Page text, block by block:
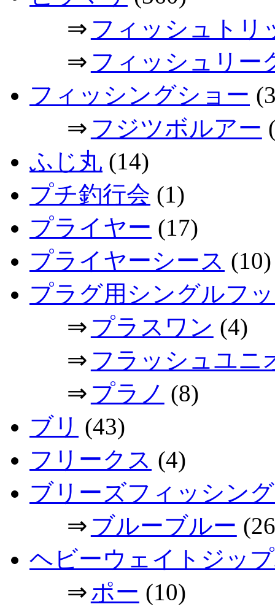
⇒ フィッシュトリ
⇒ フィッシュリー
フィッシングショー
⇒ フジツボルアー
ふじ丸 (14)
プチ釣行会 (1)
プライヤー (17)
プライヤーシース (10)
プラグ用シングルフ
⇒ プラスワン (4)
⇒ フラッシュユニ
⇒ プラノ (8)
ブリ (43)
フリークス (4)
ブリーズフィッシン
⇒ ブルーブルー
ヘビーウェイトジッ
⇒ポー (10)